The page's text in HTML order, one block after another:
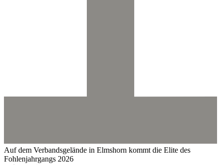
Auf dem Verbandsgelände in Elmshorn kommt die Elite des
Fohlenjahrgangs 2026